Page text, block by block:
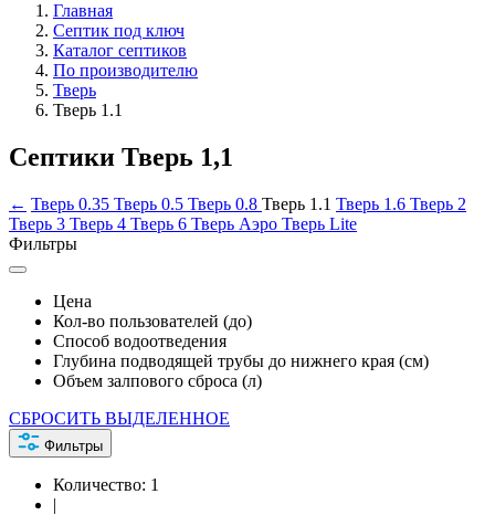
Главная
Септик под ключ
Каталог септиков
По производителю
Тверь
Тверь 1.1
Септики Тверь 1,1
← Тверь 0.35 Тверь 0.5 Тверь 0.8 Тверь 1.1 Тверь 1.6 Тверь 2
Тверь 3 Тверь 4 Тверь 6 Тверь Аэро Тверь Lite
Фильтры
Цена
Кол-во пользователей (до)
Способ водоотведения
Глубина подводящей трубы до нижнего края (см)
Объем залпового сброса (л)
СБРОСИТЬ ВЫДЕЛЕННОЕ
Фильтры
Количество: 1
|